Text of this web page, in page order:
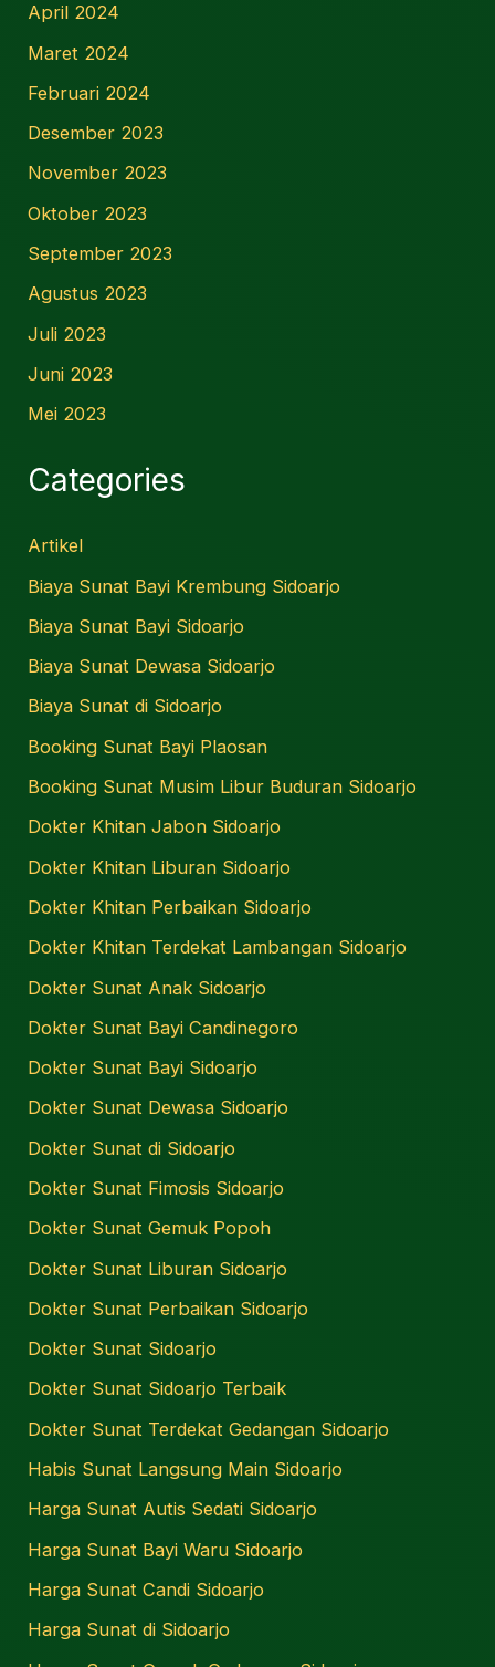
April 2024
Maret 2024
Februari 2024
Desember 2023
November 2023
Oktober 2023
September 2023
Agustus 2023
Juli 2023
Juni 2023
Mei 2023
Categories
Artikel
Biaya Sunat Bayi Krembung Sidoarjo
Biaya Sunat Bayi Sidoarjo
Biaya Sunat Dewasa Sidoarjo
Biaya Sunat di Sidoarjo
Booking Sunat Bayi Plaosan
Booking Sunat Musim Libur Buduran Sidoarjo
Dokter Khitan Jabon Sidoarjo
Dokter Khitan Liburan Sidoarjo
Dokter Khitan Perbaikan Sidoarjo
Dokter Khitan Terdekat Lambangan Sidoarjo
Dokter Sunat Anak Sidoarjo
Dokter Sunat Bayi Candinegoro
Dokter Sunat Bayi Sidoarjo
Dokter Sunat Dewasa Sidoarjo
Dokter Sunat di Sidoarjo
Dokter Sunat Fimosis Sidoarjo
Dokter Sunat Gemuk Popoh
Dokter Sunat Liburan Sidoarjo
Dokter Sunat Perbaikan Sidoarjo
Dokter Sunat Sidoarjo
Dokter Sunat Sidoarjo Terbaik
Dokter Sunat Terdekat Gedangan Sidoarjo
Habis Sunat Langsung Main Sidoarjo
Harga Sunat Autis Sedati Sidoarjo
Harga Sunat Bayi Waru Sidoarjo
Harga Sunat Candi Sidoarjo
Harga Sunat di Sidoarjo